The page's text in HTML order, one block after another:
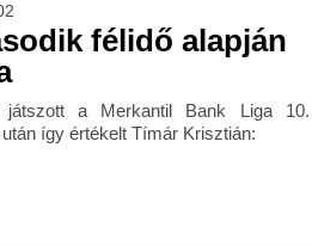
félidő alapján
a Merkantil Bank Liga 10.
így értékelt Tímár Krisztián: